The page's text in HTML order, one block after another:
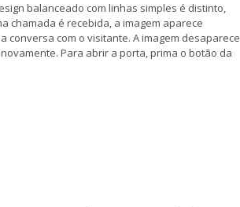
balanceado com linhas simples é distinto,
chamada é recebida, a imagem aparece
conversa com o visitante. A imagem desaparece
Para abrir a porta, prima o botão da